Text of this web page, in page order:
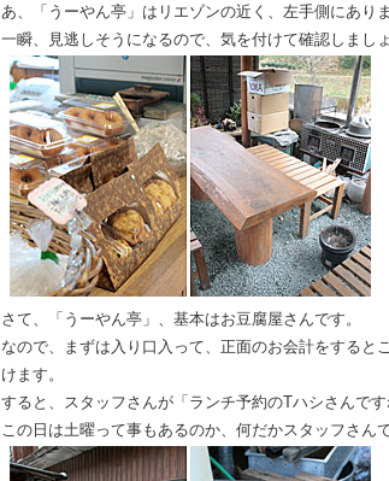
あ、「うーやん亭」はリエゾンの近く、左手側にありま
一瞬、見逃しそうになるので、気を付けて確認しましょ
さて、「うーやん亭」、基本はお豆腐屋さんです。
なので、まずは入り口入って、正面のお会計をすると
けます。
すると、スタッフさんが「ランチ予約のTハシさんで
この日は土曜って事もあるのか、何だかスタッフさん